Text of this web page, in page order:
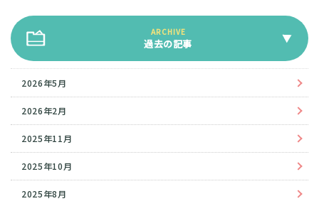
過去の記事
2026年5月
2026年2月
2025年11月
2025年10月
2025年8月